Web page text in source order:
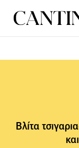
Βλίτα